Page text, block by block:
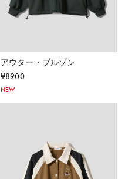
アウター・ブルゾン
¥8900
NEW